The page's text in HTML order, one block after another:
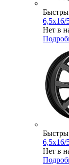
6,5x16/
Нет в
6,5x16/
Нет в